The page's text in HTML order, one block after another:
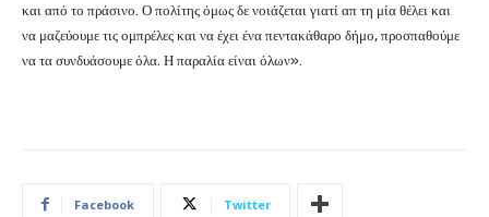
και από το πράσινο. Ο πολίτης όμως δε νοιάζεται γιατί απ τη μία θέλει και
να μαζεύουμε τις ομπρέλες και να έχει ένα πεντακάθαρο δήμο, προσπαθούμε
να τα συνδυάσουμε όλα. Η παραλία είναι όλων».
Facebook Twitter